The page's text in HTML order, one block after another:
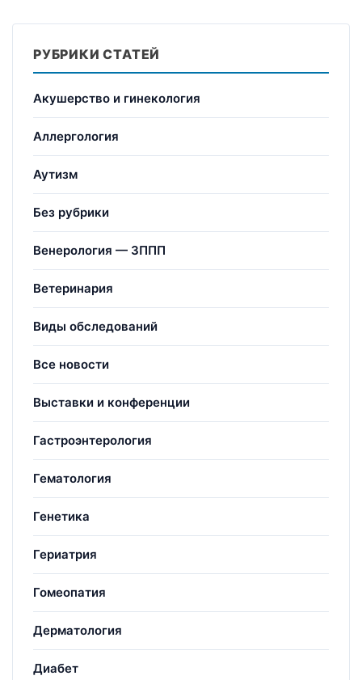
РУБРИКИ СТАТЕЙ
Акушерство и гинекология
Аллергология
Аутизм
Без рубрики
Венерология — ЗППП
Ветеринария
Виды обследований
Все новости
Выставки и конференции
Гастроэнтерология
Гематология
Генетика
Гериатрия
Гомеопатия
Дерматология
Диабет